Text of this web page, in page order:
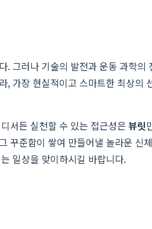
그러나 기술의 발전과 운동 과학
, 가장 현실적이고 스마트한 최상의
서든 실천할 수 있는 접근성은 뷰릿
꾸준함이 쌓여 만들어낼 놀라운 신
일상을 맞이하시길 바랍니다.